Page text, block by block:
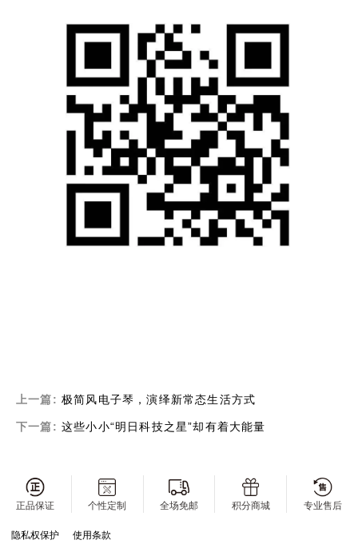
上一篇: 极简风电子琴，演绎新常态生活方式
下一篇: 这些小小“明日科技之星”却有着大能量
正品保证 个性定制 全场免邮 积分商城 专业售后
隐私权保护 使用条款